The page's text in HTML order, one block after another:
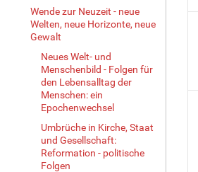
Wende zur Neuzeit - neue
Welten, neue Horizonte, neue
Gewalt
Neues Welt- und
Menschenbild - Folgen für
den Lebensalltag der
Menschen: ein
Epochenwechsel
Umbrüche in Kirche, Staat
und Gesellschaft:
Reformation - politische
Folgen